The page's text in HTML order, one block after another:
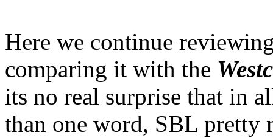
Here we continue
comparing it with the
its no real surprise that in
than one word, SBL pretty